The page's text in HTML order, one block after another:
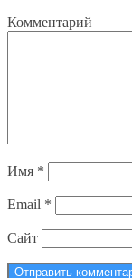
Имя *
Email *
Сайт